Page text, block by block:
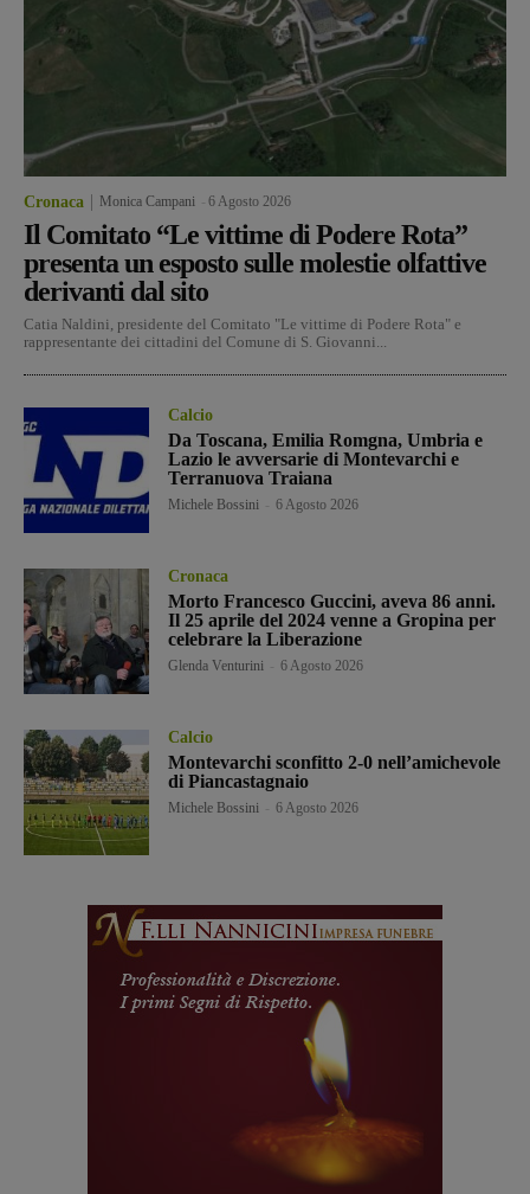
Cronaca Monica Campani 6 Agosto 2026
Il Comitato “Le vittime di Podere Rota”
presenta un esposto sulle molestie olfattive
derivanti dal sito
Catia Naldini, presidente del Comitato "Le vittime di Podere Rota" e
rappresentante dei cittadini del Comune di S. Giovanni...
Calcio
Da Toscana, Emilia Romgna, Umbria e
Lazio le avversarie di Montevarchi e
Terranuova Traiana
Michele Bossini 6 Agosto 2026
Cronaca
Morto Francesco Guccini, aveva 86 anni.
Il 25 aprile del 2024 venne a Gropina per
celebrare la Liberazione
Glenda Venturini 6 Agosto 2026
Calcio
Montevarchi sconfitto 2-0 nell’amichevole
di Piancastagnaio
Michele Bossini 6 Agosto 2026